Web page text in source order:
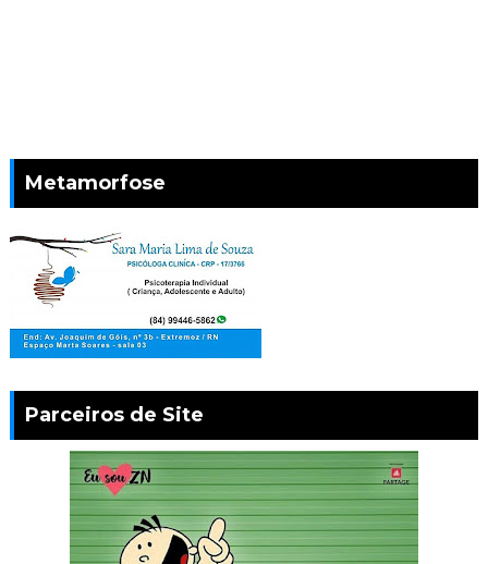
Metamorfose
Parceiros de Site